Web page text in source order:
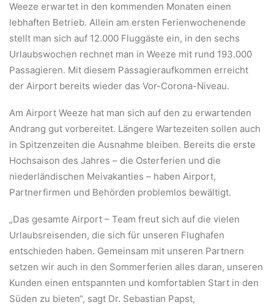
OUR DESTINATIONS
Weeze erwartet in den kommenden Monaten einen
lebhaften Betrieb. Allein am ersten Ferienwochenende
stellt man sich auf 12.000 Fluggäste ein, in den sechs
Urlaubswochen rechnet man in Weeze mit rund 193.000
Passagieren. Mit diesem Passagieraufkommen erreicht
der Airport bereits wieder das Vor-Corona-Niveau.
Am Airport Weeze hat man sich auf den zu erwartenden
Andrang gut vorbereitet. Längere Wartezeiten sollen auch
in Spitzenzeiten die Ausnahme bleiben. Bereits die erste
Hochsaison des Jahres – die Osterferien und die
niederländischen Meivakanties – haben Airport,
Partnerfirmen und Behörden problemlos bewältigt.
„Das gesamte Airport – Team freut sich auf die vielen
Urlaubsreisenden, die sich für unseren Flughafen
entschieden haben. Gemeinsam mit unseren Partnern
setzen wir auch in den Sommerferien alles daran, unseren
Kunden einen entspannten und komfortablen Start in den
Süden zu bieten“, sagt Dr. Sebastian Papst,